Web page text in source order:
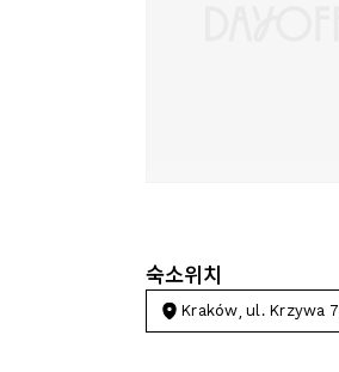
숙소위치
Kraków, ul. Krzywa 7